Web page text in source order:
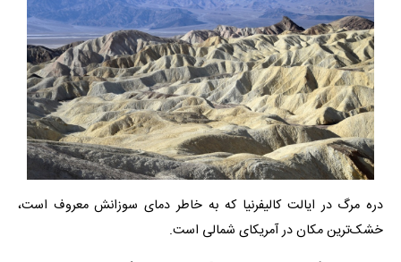
دره مرگ در ایالت کالیفرنیا که به خاطر دمای سوزانش معروف است،
خشک‌ترین مکان در آمریکای شمالی است.